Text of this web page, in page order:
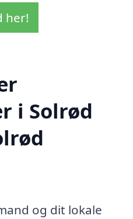
her!
i Solrød
og dit lokale